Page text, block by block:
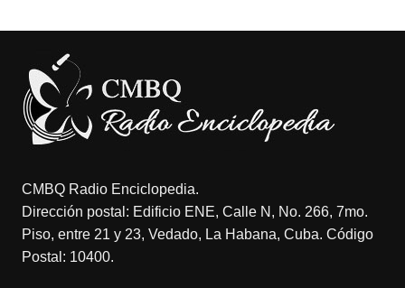
CMBQ Radio Enciclopedia.
Dirección postal: Edificio ENE, Calle N, No. 266, 7mo.
Piso, entre 21 y 23, Vedado, La Habana, Cuba. Código
Postal: 10400.